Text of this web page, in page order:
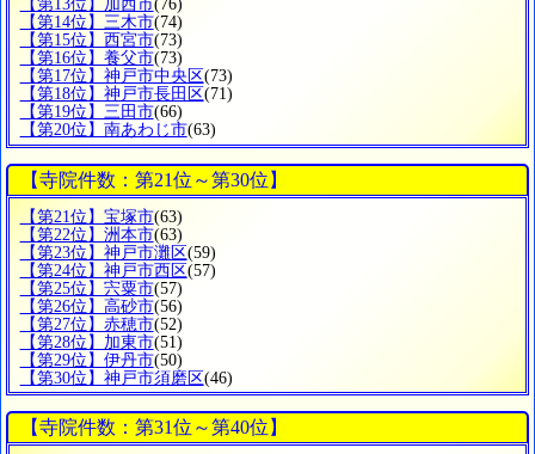
【第13位】加西市(76)
【第14位】三木市(74)
【第15位】西宮市(73)
【第16位】養父市(73)
【第17位】神戸市中央区(73)
【第18位】神戸市長田区(71)
【第19位】三田市(66)
【第20位】南あわじ市(63)
【寺院件数：第21位～第30位】
【第21位】宝塚市(63)
【第22位】洲本市(63)
【第23位】神戸市灘区(59)
【第24位】神戸市西区(57)
【第25位】宍粟市(57)
【第26位】高砂市(56)
【第27位】赤穂市(52)
【第28位】加東市(51)
【第29位】伊丹市(50)
【第30位】神戸市須磨区(46)
【寺院件数：第31位～第40位】